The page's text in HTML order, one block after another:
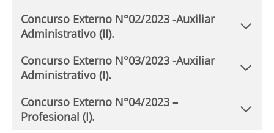
Concurso Externo N°02/2023 -Auxiliar
Administrativo (II).
Concurso Externo N°03/2023 -Auxiliar
Administrativo (I).
Concurso Externo N°04/2023 –
Profesional (I).